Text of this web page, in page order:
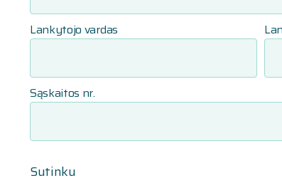
Lankytojo vardas
Sąskaitos nr.
Sutinku